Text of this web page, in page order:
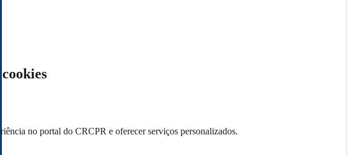
no portal do CRCPR e oferecer serviços personalizados.